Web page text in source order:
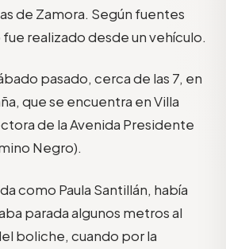
de Zamora. Según fuentes
realizado desde un vehículo.
pasado, cerca de las 7, en
que se encuentra en Villa
de la Avenida Presidente
Negro).
como Paula Santillán, había
parada algunos metros al
boliche, cuando por la